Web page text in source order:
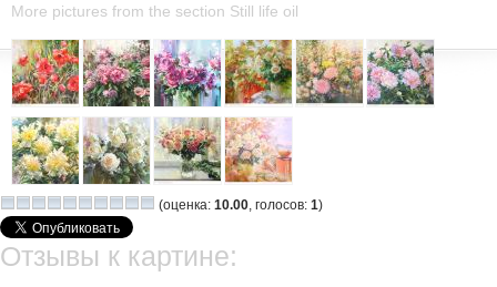
More pictures from the section Still life oil
(оценка: 10.00, голосов: 1)
Отзывы к картине: